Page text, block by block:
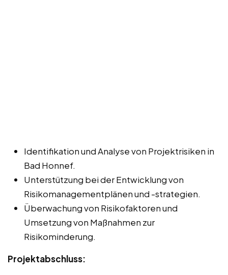
Identifikation und Analyse von Projektrisiken in
Bad Honnef.
Unterstützung bei der Entwicklung von
Risikomanagementplänen und -strategien.
Überwachung von Risikofaktoren und
Umsetzung von Maßnahmen zur
Risikominderung.
Projektabschluss: